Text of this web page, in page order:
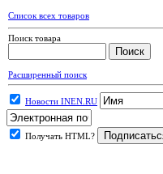
Список всех товаров
Поиск товара
Расширенный поиск
Новости INEN.RU
Получать HTML?